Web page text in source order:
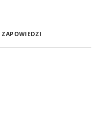
ZAPOWIEDZI